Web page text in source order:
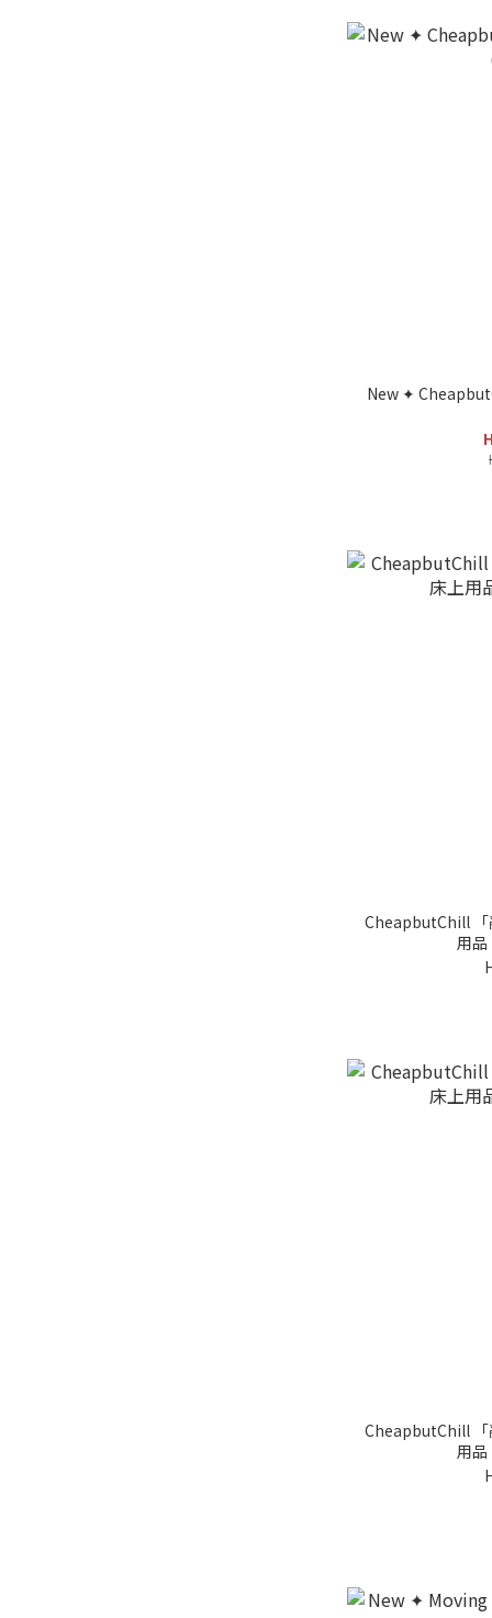
New ✦
CheapbutChill 「
用
CheapbutChill 「
用